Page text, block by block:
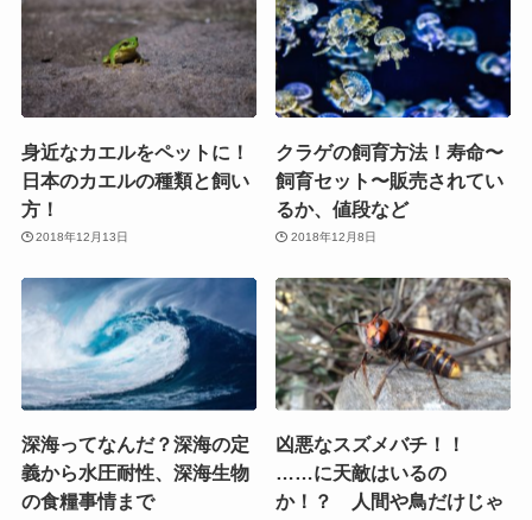
身近なカエルをペットに！
日本のカエルの種類と飼い
方！
2018年12月13日
クラゲの飼育方法！寿命〜
飼育セット〜販売されてい
るか、値段など
2018年12月8日
深海ってなんだ？深海の定
義から水圧耐性、深海生物
の食糧事情まで
凶悪なスズメバチ！！
……に天敵はいるの
か！？ 人間や鳥だけじゃ